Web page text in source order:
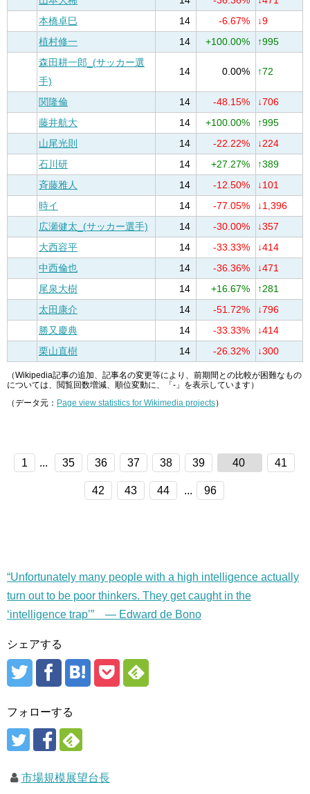
本橋卓巳
14 -6.67%
↓9
植村修一
14 +100.00%
↑995
森田耕一郎_(サッカー選
手)
14 0.00% ↑72
関隆倫 14 -48.15%
↓706
藤井航大
14 +100.00%
↑995
山尾光則
14 -22.22%
↓224
石川研
14 +27.27%
↑389
斉藤雅人
14 -12.50%
↓101
時イ
14 -77.05%
↓1,396
広瀬健太_(サッカー選手)
14 -30.00%
↓357
大西容平
14 -33.33%
↓414
中西倫也
14 -36.36%
↓471
尾泉大樹
14 +16.67%
↑281
太田康介
14 -51.72%
↓796
勝又慶典
14 -33.33%
↓414
栗山直樹
14 -26.32% ↓300
（Wikipedia記事の追加、記事名の変更等により、前期間との比較が困難なもの
については、閲覧回数増減、順位変動に、「-」を表示しています）
（データ元： Page view statistics for Wikimedia projects）
1 ... 35 36 37 38 39 40 41
42 43 44 ... 96
“Unfortunately many people with a high intelligence actually
turn out to be poor thinkers. They get caught in the
‘intelligence trap’” — Edward de Bono
シェアする
フォローする
市場規模展望台長